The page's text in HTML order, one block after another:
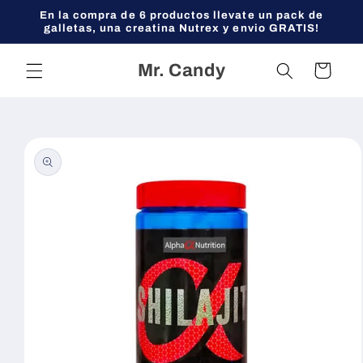
directamente
al contenido
En la compra de 6 productos llevate un pack de
galletas, una creatina Nutrex y envio GRATIS!
Mr. Candy Carrito
información